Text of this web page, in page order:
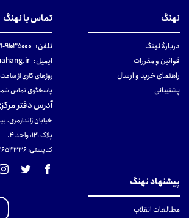
نهنگ
دربارهٔ نهنگ
قوانین و مقررات
راهنمای خرید و ارسال
پشتیبانی
تماس با نهنگ
تلفن: ۹۱۰۳۵۰۰۰-۰۲۱
ایمیل:
روزهای کاری از ساعت ۹ صبح تا ۵ عصر
پاسخگوی تماس
آدرس دفتر
خیابان ژاندارمری،
پلاک 121، واحد ۴.
کدپستی: 131465433۶
پیشنهاد نهنگ
مطالعات انقلاب